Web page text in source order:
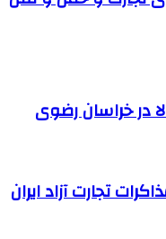
تجارت آزاد ایران